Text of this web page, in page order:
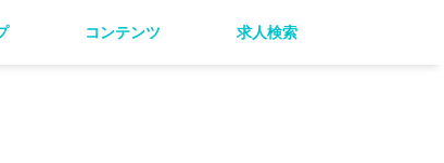
コンテンツ 求人検索